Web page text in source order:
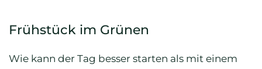
Frühstück im Grünen
Wie kann der Tag besser starten als mit einem